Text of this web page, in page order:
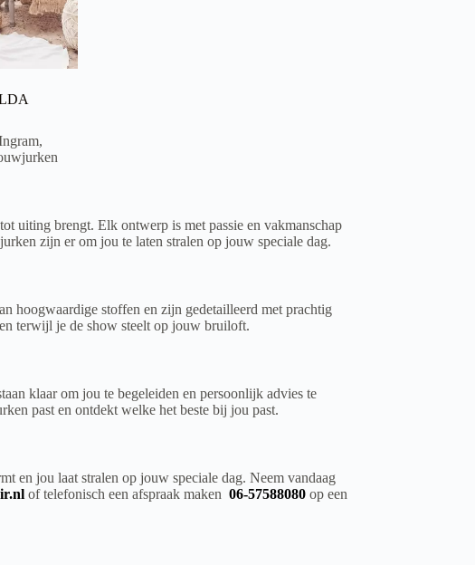
,
uiting brengt. Elk ontwerp is met passie en vakmanschap
zijn er om jou te laten stralen op jouw speciale dag.
hoogwaardige stoffen en zijn gedetailleerd met prachtig
terwijl je de show steelt op jouw bruiloft.
klaar om jou te begeleiden en persoonlijk advies te
past en ontdekt welke het beste bij jou past.
en jou laat stralen op jouw speciale dag. Neem vandaag
of telefonisch een afspraak maken 06-57588080 op een